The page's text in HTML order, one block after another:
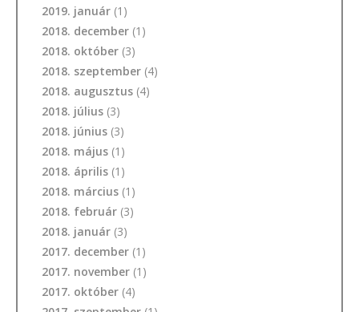
2019. január (1)
2018. december (1)
2018. október (3)
2018. szeptember (4)
2018. augusztus (4)
2018. július (3)
2018. június (3)
2018. május (1)
2018. április (1)
2018. március (1)
2018. február (3)
2018. január (3)
2017. december (1)
2017. november (1)
2017. október (4)